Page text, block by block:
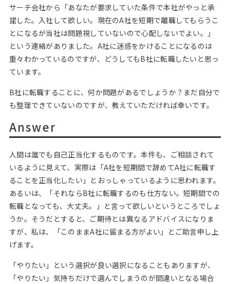
サーチ会社から「あなたが要求していた条件で本社がやっと承
諾した。入社して欲しい。現在のA社を短期で離職してもらうこ
とになるが当社は問題視していないので心配しないでよい。」
という連絡がありました。A社に迷惑をかけることになるのは
重々わかっているのですが、どうしてもB社に転職したいと思っ
ています。
B社に転職することに、何か問題があるでしょうか？まだ自分で
も整理できていないのですが、教えていただければ幸いです。
Answer
人間は誰でも自己正当化するものです。本件も、ご相談されて
いるように見えて、実際は「A社を短期間で辞めてA社に転職す
ることを正当化したい」とおっしゃっているように思われます。
あるいは、「それならB社に転職するのも仕方ない。短期間での
転職となっても、大丈夫。」と言って欲しいというところでしょ
うか。そうだとすると、ご期待とは異なるアドバイスになりま
すが、私は、「このままA社に留まる方がよい」とご助言申し上
げます。
「やりたい」という選択が良い選択になることもありますが、
「やりたい」気持ちだけで選んでしまうのが間違いとなる場合